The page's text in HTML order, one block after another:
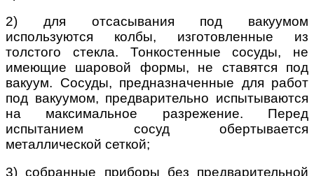
2) для отсасывания под вакуумом
используются колбы, изготовленные из
толстого стекла. Тонкостенные сосуды, не
имеющие шаровой формы, не ставятся под
вакуум. Сосуды, предназначенные для работ
под вакуумом, предварительно испытываются
на максимальное разрежение. Перед
испытанием сосуд обертывается
металлической сеткой;
3) собранные приборы без предварительной